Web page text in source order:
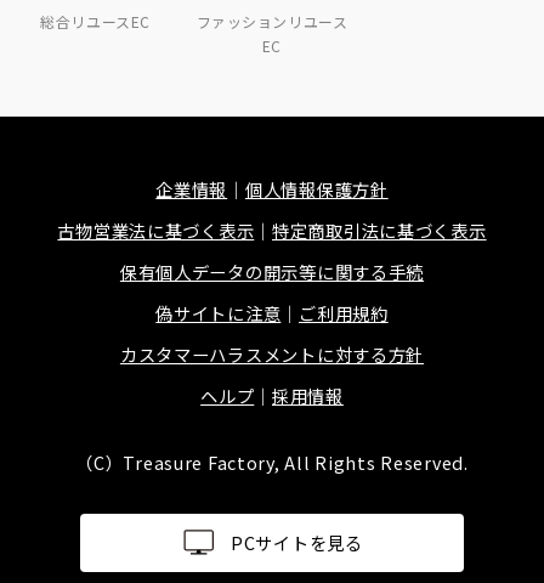
総合リユースEC
ファッションリユース
EC
企業情報
個人情報保護方針
古物営業法に基づく表示
特定商取引法に基づく表示
保有個人データの開示等に関する手続
偽サイトに注意
ご利用規約
カスタマーハラスメントに対する方針
ヘルプ
採用情報
（C）Treasure Factory, All Rights Reserved.
PCサイトを見る